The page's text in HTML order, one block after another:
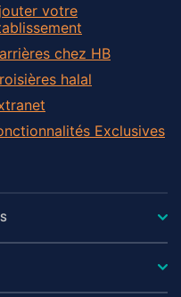
votre
chez HB
halal
Exclusives